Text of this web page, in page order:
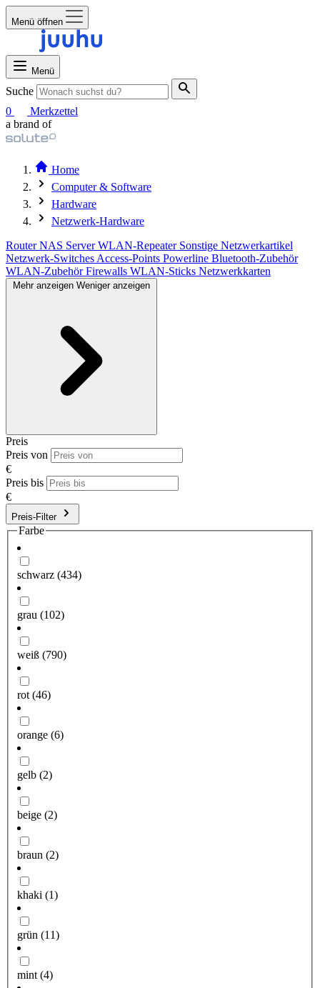
Menü öffnen
Menü
Suche
0
Merkzettel
a brand of
Home
Computer & Software
Hardware
Netzwerk-Hardware
RouterNAS ServerWLAN-Repeater Sonstige Netzwerkartikel
Netzwerk-Switches Access-Points Powerline Bluetooth-Zubehör
WLAN-ZubehörFirewalls WLAN-Sticks Netzwerkkarten
Mehr anzeigen Weniger anzeigen
Preis
Preis von
€
Preis bis
€
Preis-Filter
Farbe
schwarz (434)
grau (102)
weiß (790)
rot (46)
orange (6)
gelb (2)
beige (2)
braun (2)
khaki (1)
grün (11)
mint (4)